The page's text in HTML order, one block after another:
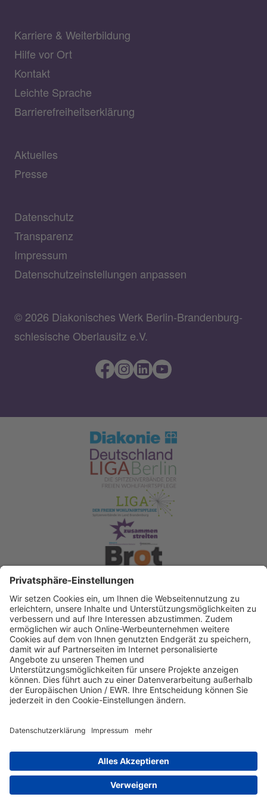
Karriere & Weiterbildung
Hilfe vor Ort
Kontakt
Leichte Sprache
Barrierefreiheitserklärung
Aktuelles
Presse
Datenschutz
Transparenz
Impressum
Datenschutzeinstellungen anpassen
© 2026 Diakonisches Werk Berlin-Brandenburg-
schlesische Oberlausitz e.V.
Spendenkonto Diakonisches Werk Berlin-
Brandenburg-schlesische Oberlausitz e.V
Bank für Sozialwirtschaft
IBAN: DE22 3702 0500 0003 2019 00
IBAN kopieren
Direkt Online spenden